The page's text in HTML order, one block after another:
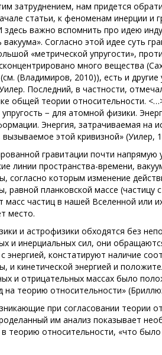
затруднением, нам придется
статьи, к феноменам инерции и
здесь важно вспомнить про идею
вакуума». Согласно этой идее суть
«метрической упругости»,
много вещества
(Владимиров, 2010)), есть и
Последний, в частности,
общей теории относительности.
− для атомной физики.
Энергия, затрачиваемая на
вызываемое этой кривизной» (Уилер,
гравитации почти
линии пространства-времени,
согласно которым изменение
равной планковской массе
масс частиц в нашей Вселенной или
место.
и астрофизики обходятся без
и инерциальных сил, они
энергией, констатируют наличие
и кинетической энергией и
и отрицательных массах было
на теорию относительности»
при согласовании теории
им анализ показывает
теорию относительности, «что